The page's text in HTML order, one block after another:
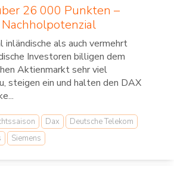
26 000 Punkten –
inländische als auch vermehrt
Investoren billigen dem
Aktienmarkt sehr viel
steigen ein und halten den DAX
Dax
Deutsche Telekom
Siemens